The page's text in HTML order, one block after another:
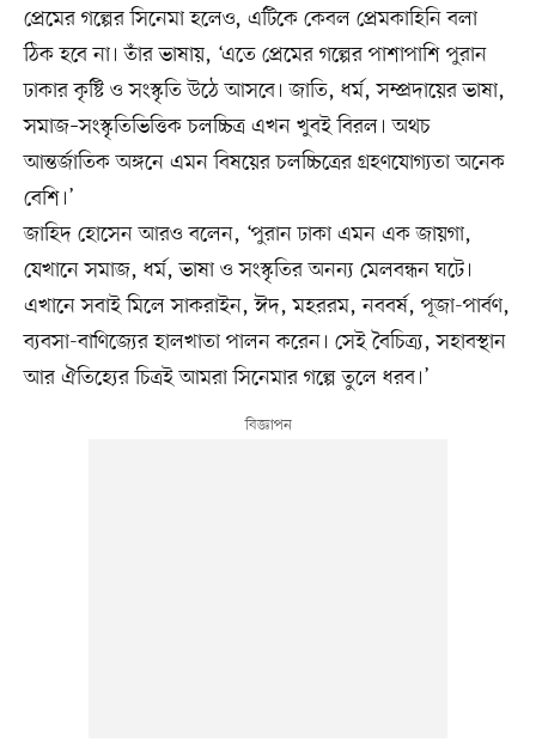
প্রেমের গল্পের সিনেমা হলেও, এটিকে কেবল প্রেমকাহিনি বলা
ঠিক হবে না। তাঁর ভাষায়, ‘এতে প্রেমের গল্পের পাশাপাশি পুরান
ঢাকার কৃষ্টি ও সংস্কৃতি উঠে আসবে। জাতি, ধর্ম, সম্প্রদায়ের ভাষা,
সমাজ–সংস্কৃতিভিত্তিক চলচ্চিত্র এখন খুবই বিরল। অথচ
আন্তর্জাতিক অঙ্গনে এমন বিষয়ের চলচ্চিত্রের গ্রহণযোগ্যতা অনেক
বেশি।’
জাহিদ হোসেন আরও বলেন, ‘পুরান ঢাকা এমন এক জায়গা,
যেখানে সমাজ, ধর্ম, ভাষা ও সংস্কৃতির অনন্য মেলবন্ধন ঘটে।
এখানে সবাই মিলে সাকরাইন, ঈদ, মহররম, নববর্ষ, পূজা-পার্বণ,
ব্যবসা-বাণিজ্যের হালখাতা পালন করেন। সেই বৈচিত্র্য, সহাবস্থান
আর ঐতিহ্যের চিত্রই আমরা সিনেমার গল্পে তুলে ধরব।’